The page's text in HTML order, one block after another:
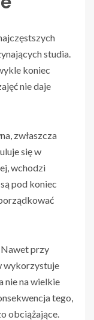
studia.
koniec
nie daje
zwłaszcza
się w
wchodzi
pod koniec
przy
wykorzystuje
nie na wielkie
tego,
obciążające.